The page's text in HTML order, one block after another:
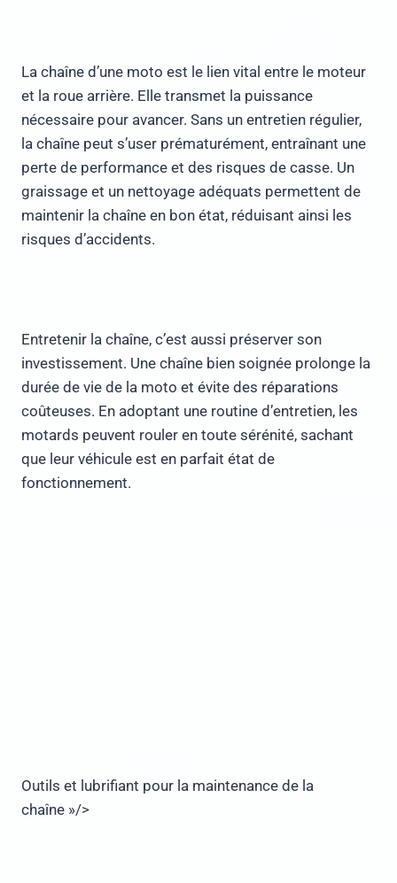
La chaîne d’une moto est le lien vital entre le moteur
et la roue arrière. Elle transmet la puissance
nécessaire pour avancer. Sans un entretien régulier,
la chaîne peut s’user prématurément, entraînant une
perte de performance et des risques de casse. Un
graissage et un nettoyage adéquats permettent de
maintenir la chaîne en bon état, réduisant ainsi les
risques d’accidents.
Entretenir la chaîne, c’est aussi préserver son
investissement. Une chaîne bien soignée prolonge la
durée de vie de la moto et évite des réparations
coûteuses. En adoptant une routine d’entretien, les
motards peuvent rouler en toute sérénité, sachant
que leur véhicule est en parfait état de
fonctionnement.
Outils et lubrifiant pour la maintenance de la
chaîne »/>